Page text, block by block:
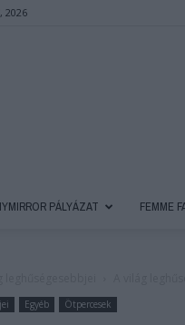
2026
PÁLYÁZAT FEMME
Egyéb Ötpercesek